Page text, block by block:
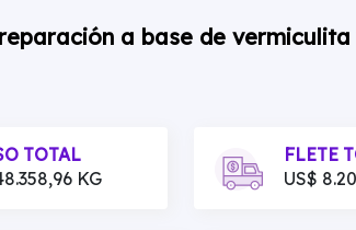
a base de
TOTAL
KG
FLETE
US$